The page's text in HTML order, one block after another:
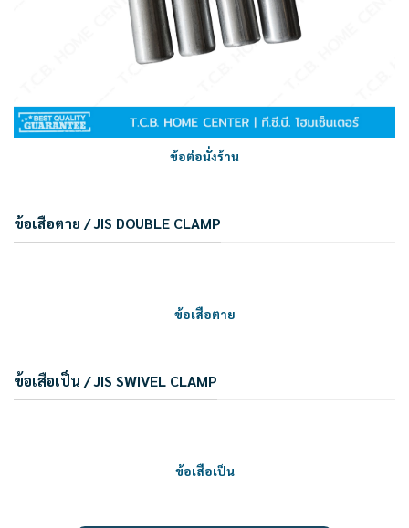
ข้อต่อนั่งร้าน
ข้อเสือตาย / JIS DOUBLE CLAMP
ข้อเสือตาย
ข้อเสือเป็น / JIS SWIVEL CLAMP
ข้อเสือเป็น